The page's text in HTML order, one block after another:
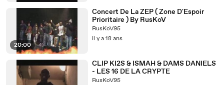
20:00
Concert De La ZEP ( Zone D'Espoir
Prioritaire ) By RusKoV
RusKoV95
il y a 18 ans
CLIP KI2S & ISMAH & DAMS DANIELS
- LES 16 DE LA CRYPTE
RusKoV95